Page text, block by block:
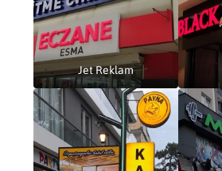
Jet Reklam